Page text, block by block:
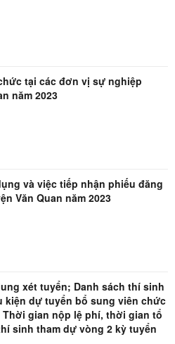
tại các đơn vị sự nghiệp
năm 2023
và việc tiếp nhận phiếu đăng
Văn Quan năm 2023
xét tuyển; Danh sách thí sinh
kiện dự tuyển bổ sung viên chức
gian nộp lệ phí, thời gian tổ
sinh tham dự vòng 2 kỳ tuyển